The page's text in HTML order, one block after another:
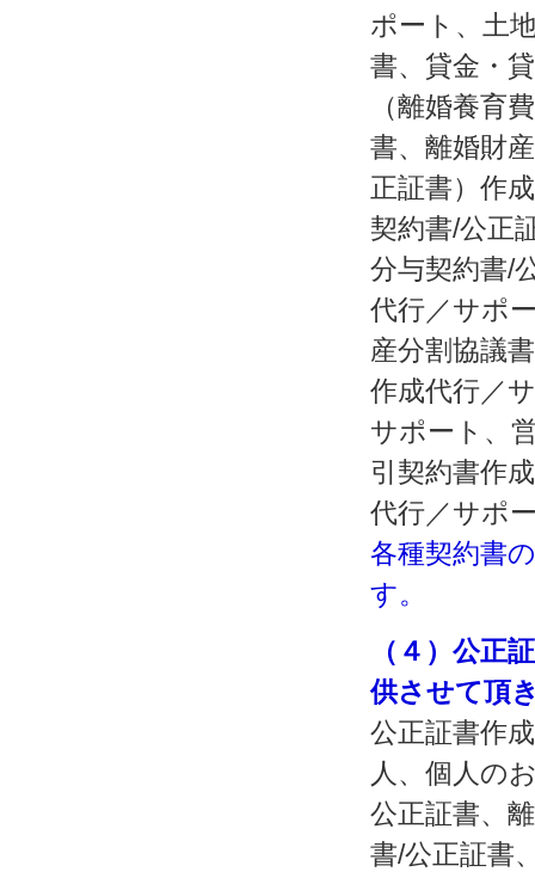
ポート、土
書、貸金・
（離婚養育
書、離婚財
正証書）作
契約書/公正
分与契約書/
代行／サポ
産分割協議
作成代行／
サポート、
引契約書作
代行／サポ
各種契約書
す。
（４）公正
供させて頂
公正証書作
人、個人の
公正証書、
書/公正証書